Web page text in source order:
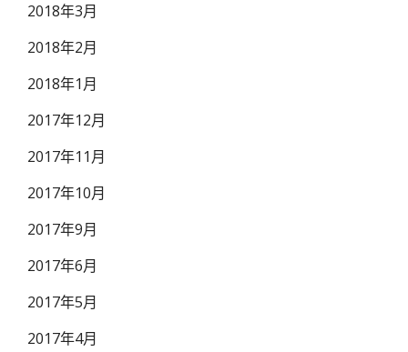
2018年3月
2018年2月
2018年1月
2017年12月
2017年11月
2017年10月
2017年9月
2017年6月
2017年5月
2017年4月